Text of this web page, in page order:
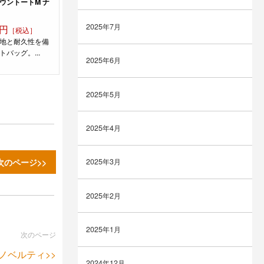
［税込］
と耐久性を備
バッグ。...
のページ>>
次のページ
ベルティ>>
2025年7月
2025年6月
2025年5月
2025年4月
2025年3月
2025年2月
2025年1月